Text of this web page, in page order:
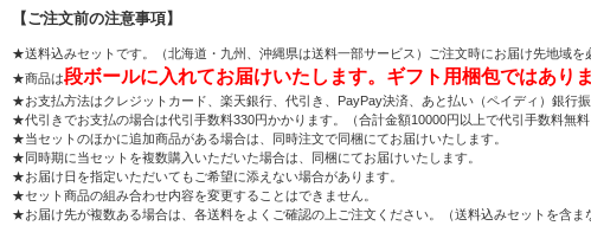
【ご注文前の注意事項】
★送料込みセットです。（北海道・九州、沖縄県は送料一部サービス）ご注文時にお届け先地域を
★商品は段ボールに入れてお届けいたします。ギフト用梱包ではありま
★お支払方法はクレジットカード、楽天銀行、代引き、PayPay決済、あと払い（ペイディ）銀行
★代引きでお支払の場合は代引手数料330円かかります。（合計金額10000円以上で代引手数料無料
★当セットのほかに追加商品がある場合は、同時注文で同梱にてお届けいたします。
★同時期に当セットを複数購入いただいた場合は、同梱にてお届けいたします。
★お届け日を指定いただいてもご希望に添えない場合があります。
★セット商品の組み合わせ内容を変更することはできません。
★お届け先が複数ある場合は、各送料をよくご確認の上ご注文ください。（送料込みセットを含ま